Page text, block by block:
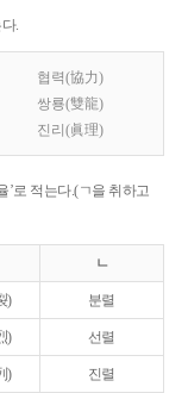
.
협력(協力)
쌍룡(雙龍)
진리(眞理)
’로 적는다.(ㄱ을 취하고
ㄴ
) 분렬
) 선렬
) 진렬